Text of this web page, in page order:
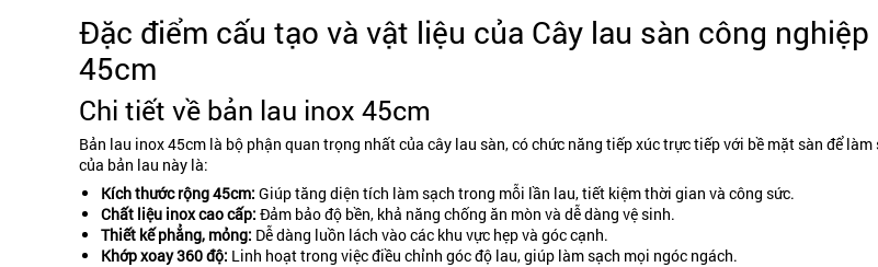
Đặc điểm cấu tạo và vật liệu của Cây lau sàn công
45cm
Chi tiết về bản lau inox 45cm
Bản lau inox 45cm là bộ phận quan trọng nhất của cây lau sàn, có chức năng tiếp xúc trực tiếp với bề mặt sàn để
của bản lau này là:
Kích thước rộng 45cm: Giúp tăng diện tích làm sạch trong mỗi lần lau, tiết kiệm thời gian và công sức.
Chất liệu inox cao cấp: Đảm bảo độ bền, khả năng chống ăn mòn và dễ dàng vệ sinh.
Thiết kế phẳng, mỏng: Dễ dàng luồn lách vào các khu vực hẹp và góc cạnh.
Khớp xoay 360 độ: Linh hoạt trong việc điều chỉnh góc độ lau, giúp làm sạch mọi ngóc ngách.